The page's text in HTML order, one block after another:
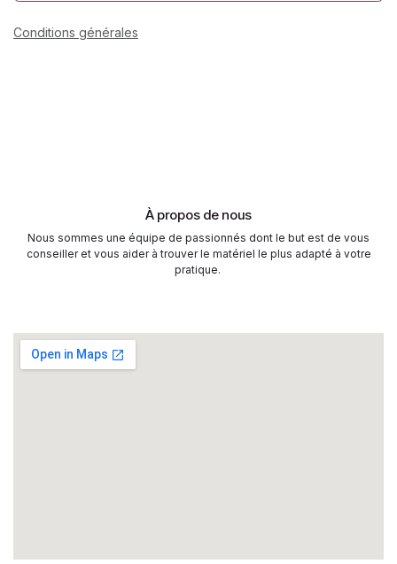
Conditions générales
À propos de nous
Nous sommes une équipe de passionnés dont le but est de vous
conseiller et vous aider à trouver le matériel le plus adapté à votre
pratique.